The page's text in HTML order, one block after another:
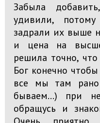
Забыла
удивили,
задрали их выше
и цена на
решила точно,
Бог конечно
все мы там
бываем...) при
обращусь и